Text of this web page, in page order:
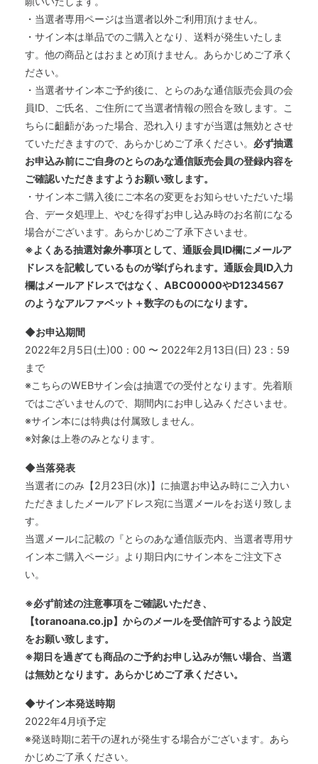
・当選者専用ページは当選者以外ご利用頂けません。
・サイン本は単品でのご購入となり、送料が発生いたしま
す。他の商品とはおまとめ頂けません。あらかじめご了承く
ださい。
・当選者サイン本ご予約後に、とらのあな通信販売会員の会
員ID、ご氏名、ご住所にて当選者情報の照合を致します。こ
ちらに齟齬があった場合、恐れ入りますが当選は無効とさせ
ていただきますので、あらかじめご了承ください。 必ず抽選
お申込み前にご自身のとらのあな通信販売会員の登録内容を
ご確認いただきますようお願い致します。
・サイン本ご購入後にご本名の変更をお知らせいただいた場
合、データ処理上、やむを得ずお申し込み時のお名前になる
場合がございます。あらかじめご了承下さいませ。
※よくある抽選対象外事項として、通販会員ID欄にメールア
ドレスを記載しているものが挙げられます。通販会員ID入力
欄はメールアドレスではなく、ABC00000やD1234567
のようなアルファベット＋数字のものになります。
◆お申込期間
2022年2月5日(土)00：00 〜 2022年2月13日(日) 23：59
まで
※こちらのWEBサイン会は抽選での受付となります。先着順
ではございませんので、期間内にお申し込みくださいませ。
※サイン本には特典は付属致しません。
※対象は上巻のみとなります。
◆当落発表
当選者にのみ【2月23日(水)】に抽選お申込み時にご入力い
ただきましたメールアドレス宛に当選メールをお送り致しま
す。
当選メールに記載の『とらのあな通信販売内、当選者専用サ
イン本ご購入ページ』より期日内にサイン本をご注文下さ
い。
※必ず前述の注意事項をご確認いただき、
【toranoana.co.jp】からのメールを受信許可するよう設定
をお願い致します。
※期日を過ぎても商品のご予約お申し込みが無い場合、当選
は無効となります。あらかじめご了承ください。
◆サイン本発送時期
2022年4月頃予定
※発送時期に若干の遅れが発生する場合がございます。あら
かじめご了承ください。